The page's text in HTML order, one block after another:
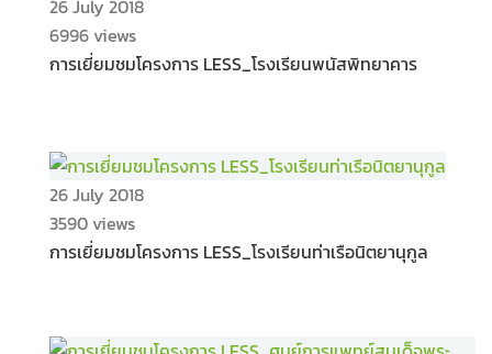
26 July 2018
6996 views
การเยี่ยมชมโครงการ LESS_โรงเรียนพนัสพิทยาคาร
26 July 2018
3590 views
การเยี่ยมชมโครงการ LESS_โรงเรียนท่าเรือนิตยานุกูล